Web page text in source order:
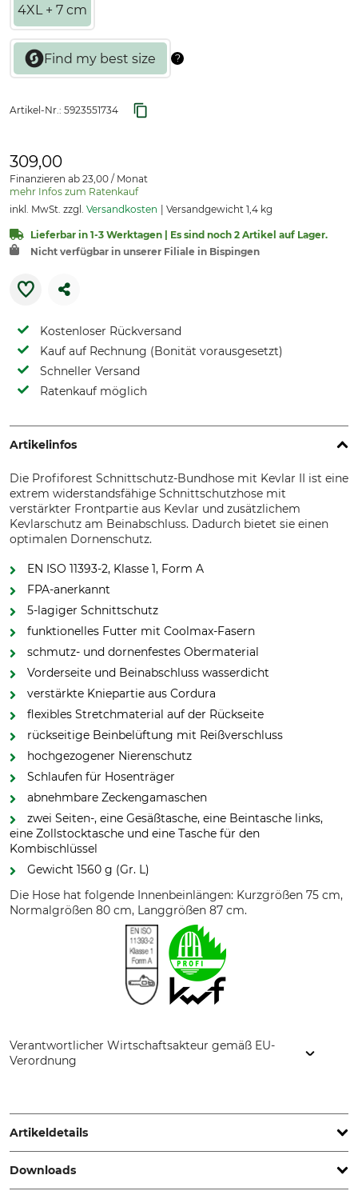
4XL + 7 cm
Artikel-Nr.: 5923551734
309,00
Finanzieren ab 23,00 / Monat
mehr Infos zum Ratenkauf
inkl. MwSt. zzgl. Versandkosten Versandgewicht 1,4 kg
Lieferbar in 1-3 Werktagen | Es sind noch 2 Artikel auf Lager.
Nicht verfügbar in unserer Filiale in Bispingen
Kostenloser Rückversand
Kauf auf Rechnung (Bonität vorausgesetzt)
Schneller Versand
Ratenkauf möglich
Artikelinfos
Die Profiforest Schnittschutz-Bundhose mit Kevlar II ist eine
extrem widerstandsfähige Schnittschutzhose mit
verstärkter Frontpartie aus Kevlar und zusätzlichem
Kevlarschutz am Beinabschluss. Dadurch bietet sie einen
optimalen Dornenschutz.
EN ISO 11393-2, Klasse 1, Form A
FPA-anerkannt
5-lagiger Schnittschutz
funktionelles Futter mit Coolmax-Fasern
schmutz- und dornenfestes Obermaterial
Vorderseite und Beinabschluss wasserdicht
verstärkte Kniepartie aus Cordura
flexibles Stretchmaterial auf der Rückseite
rückseitige Beinbelüftung mit Reißverschluss
hochgezogener Nierenschutz
Schlaufen für Hosenträger
abnehmbare Zeckengamaschen
zwei Seiten-, eine Gesäßtasche, eine Beintasche links,
eine Zollstocktasche und eine Tasche für den
Kombischlüssel
Gewicht 1560 g (Gr. L)
Die Hose hat folgende Innenbeinlängen: Kurzgrößen 75 cm,
Normalgrößen 80 cm, Langgrößen 87 cm.
Verantwortlicher Wirtschaftsakteur gemäß EU-
Verordnung
Slovakia, www.profiforest.eu
Artikeldetails
Norm
EN ISO 11393-2
A
Downloads